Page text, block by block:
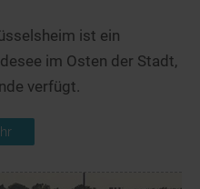
ist ein
im Osten der Stadt,
verfügt.